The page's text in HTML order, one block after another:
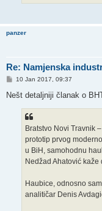
panzer
Re: Namjenska
P
s
10 Jan 2017, 09:37
Nešt detaljniji članak o
Bratstvo Novi Travnik
prototip prvog
u BiH, samohodnu
Nedžad Ahatović
Haubice, odnosno
analitičar Denis